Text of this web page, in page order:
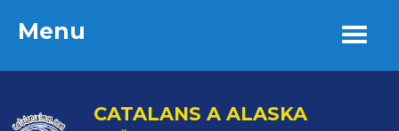
Menu
CATALANS A ALASKA
Menu